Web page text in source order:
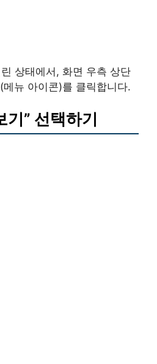
상태에서, 화면 우측 상단
뉴 아이콘)를 클릭합니다.
기” 선택하기